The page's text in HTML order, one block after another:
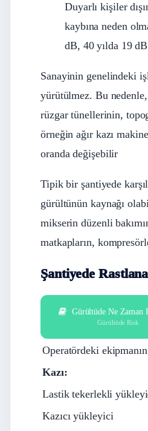
Duyarlı kişiler
kaybına neden
dB, 40 yılda 19
Sanayinin genelindeki
yürütülmez. Bu
rüzgar tünellerinin,
örneğin ağır kazı
oranda değişebilir
Tipik bir şantiyede
gürültünün kaynağı
mikserin düzenli
matkapların,
Şantiyede
Gürültüde Ne Zaman
Gürültüde Risk
Operatördeki
Kazı:
Lastik tekerlekli
Kazıcı yükleyici